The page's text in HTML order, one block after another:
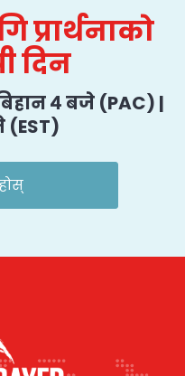
प्रार्थनाको
दिन
४ बजे (PAC) |
(EST)